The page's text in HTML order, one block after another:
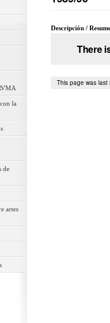
la
de
artes
Descripción /
There
This page was